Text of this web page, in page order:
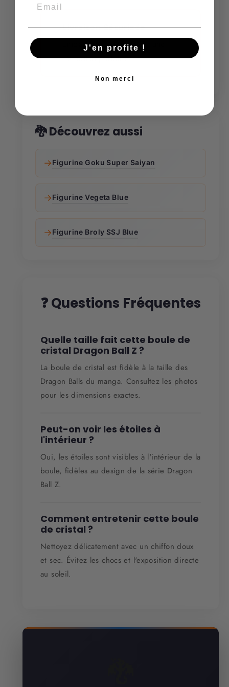
✓Livraison Sécurisée
Emballage renforcé pour une
réception parfaite
🐉 Découvrez aussi
→Figurine Goku Super Saiyan
→Figurine Vegeta Blue
→Figurine Broly SSJ Blue
❓ Questions Fréquentes
Quelle taille fait cette boule de
cristal Dragon Ball Z ?
La boule de cristal est fidèle à la taille des
Dragon Balls du manga. Consultez les photos
pour les dimensions exactes.
Peut-on voir les étoiles à
l'intérieur ?
Oui, les étoiles sont visibles à l'intérieur de la
boule, fidèles au design de la série Dragon
Ball Z.
Comment entretenir cette boule
de cristal ?
Nettoyez délicatement avec un chiffon doux
et sec. Évitez les chocs et l'exposition directe
au soleil.
J'en profite !
Non merci